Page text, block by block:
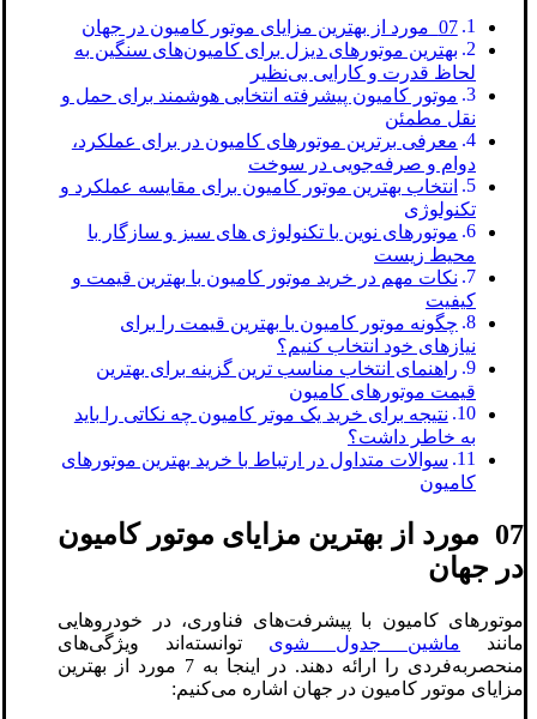
07 مورد از بهترین مزایای موتور کامیون در جهان
بهترین موتورهای دیزل برای کامیون‌های سنگین به
لحاظ قدرت و کارایی بی‌نظیر
موتور کامیون پیشرفته انتخابی هوشمند برای حمل و
نقل مطمئن
معرفی برترین موتورهای کامیون در برای عملکرد،
دوام و صرفه‌جویی در سوخت
انتخاب بهترین موتور کامیون‌ برای مقایسه عملکرد و
تکنولوژی
موتورهای نوین با تکنولوژی‌ های سبز و سازگار با
محیط زیست
نکات مهم در خرید موتور کامیون با بهترین قیمت و
کیفیت
چگونه موتور کامیون با بهترین قیمت را برای
نیازهای خود انتخاب کنیم؟
راهنمای انتخاب مناسب ‌ترین گزینه برای بهترین
قیمت موتورهای کامیون
نتیجه برای خرید یک موتر کامیون چه نکاتی را باید
به خاطر داشت؟
سوالات متداول در ارتباط با خرید بهترین موتورهای
کامیون
07 مورد از بهترین مزایای موتور کامیون
در جهان
موتورهای کامیون‌ با پیشرفت‌های فناوری، در خودروهایی
مانند ماشین جدول شوی توانسته‌اند ویژگی‌های
منحصربه‌فردی را ارائه دهند. در اینجا به 7 مورد از بهترین
مزایای موتور کامیون در جهان اشاره می‌کنیم: